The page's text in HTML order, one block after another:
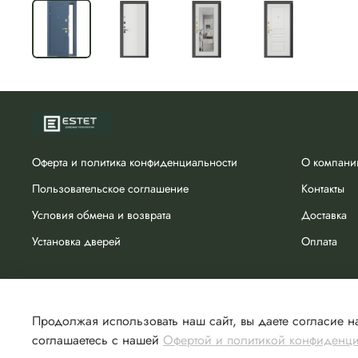
Оферта и политика конфиденциальности
Пользовательское соглашение
Условия обмена и возврата
Установка дверей
О
Контакты
Доставка
Оплата
Сделано в Хезар
Продолжая использовать наш сайт, вы даете согласие
соглашаетесь с нашей Офертой и политикой